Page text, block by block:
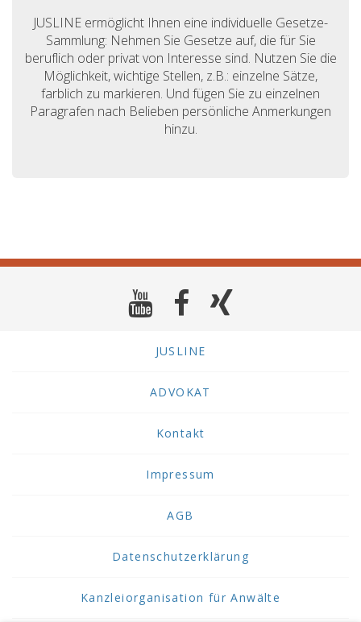
JUSLINE ermöglicht Ihnen eine individuelle Gesetze-
Sammlung: Nehmen Sie Gesetze auf, die für Sie
beruflich oder privat von Interesse sind. Nutzen Sie die
Möglichkeit, wichtige Stellen, z.B.: einzelne Sätze,
farblich zu markieren. Und fügen Sie zu einzelnen
Paragrafen nach Belieben persönliche Anmerkungen
hinzu.
JUSLINE
ADVOKAT
Kontakt
Impressum
AGB
Datenschutzerklärung
Kanzleiorganisation für Anwälte